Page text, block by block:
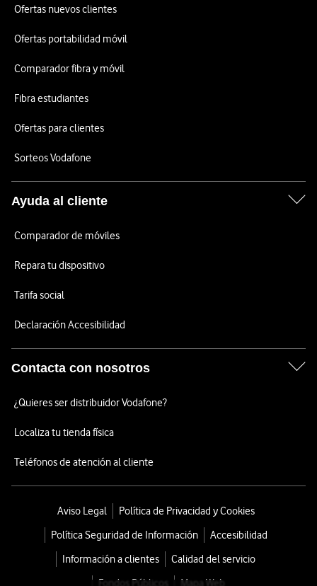
Ofertas nuevos clientes
Ofertas portabilidad móvil
Comparador fibra y móvil
Fibra estudiantes
Ofertas para clientes
Sorteos Vodafone
Ayuda al cliente
Comparador de móviles
Repara tu dispositivo
Tarifa social
Declaración Accesibilidad
Contacta con nosotros
¿Quieres ser distribuidor Vodafone?
Localiza tu tienda física
Teléfonos de atención al cliente
Aviso Legal
Política de Privacidad y Cookies
Política Seguridad de Información
Accesibilidad
Información a clientes
Calidad del servicio
Fondos Públicos
Mapa Web